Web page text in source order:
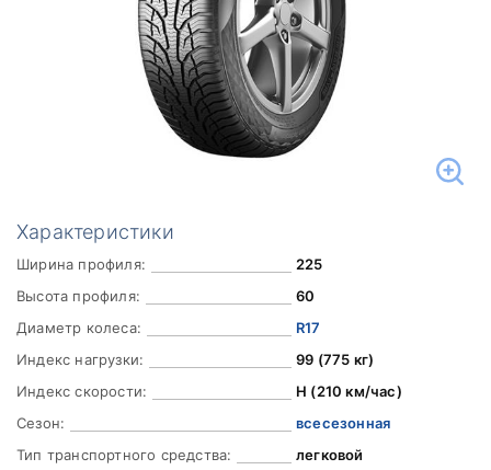
Характеристики
Ширина профиля:
225
Высота профиля:
60
Диаметр колеса:
R17
Индекс нагрузки:
99 (775 кг)
Индекс скорости:
H (210 км/час)
Сезон:
всесезонная
Тип транспортного средства:
легковой